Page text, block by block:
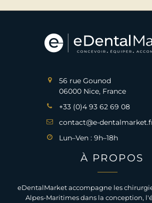
56 rue Gounod
06000 Nice, France
+33 (0)4 93 62 69 08
contact@e-
Lun–Ven : 9h–18h
À PROPOS
eDentalMarket accompagne les
Alpes-Maritimes dans la conception,